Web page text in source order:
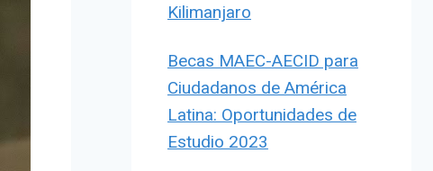
Kilimanjaro
Becas MAEC-AECID para
Ciudadanos de América
Latina: Oportunidades de
Estudio 2023